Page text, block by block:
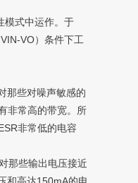
模式中运作。于
VO）条件下工
那些对噪声敏感的
非常高的带宽。所
非常低的电容
那些输出电压接近
和高达150mA的电